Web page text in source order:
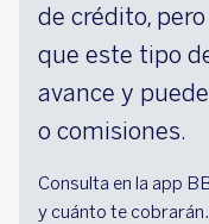
de crédito,
que este tipo
avance y
o comisiones.
Consulta en la app
y cuánto te